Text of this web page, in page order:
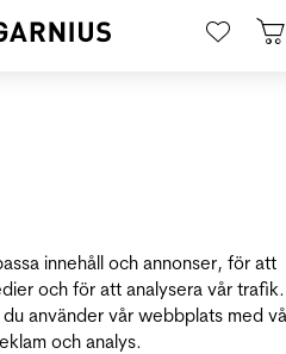
innehåll och annonser, för att
och för att analysera vår
använder vår webbplats med
och analys.